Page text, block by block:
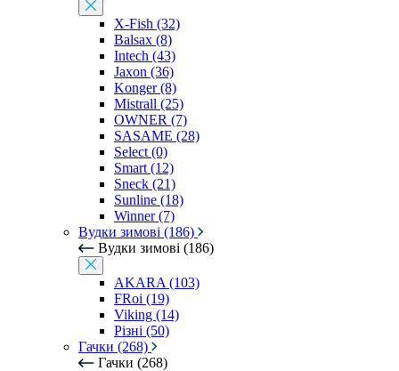
X-Fish (32)
Balsax (8)
Intech (43)
Jaxon (36)
Konger (8)
Mistrall (25)
OWNER (7)
SASAME (28)
Select (0)
Smart (12)
Sneck (21)
Sunline (18)
Winner (7)
Вудки зимові (186)
Вудки зимові (186)
AKARA (103)
FRoi (19)
Viking (14)
Різні (50)
Гачки (268)
Гачки (268)